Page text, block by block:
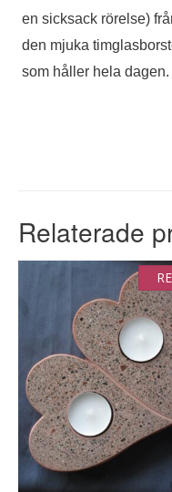
en sicksack rörelse)
den mjuka
som håller hela dagen.
Relaterade